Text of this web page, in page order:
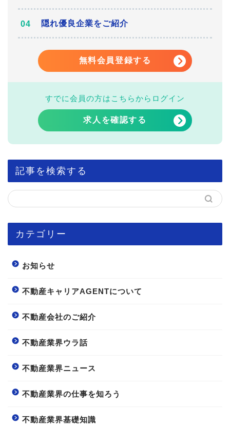
隠れ優良企業をご紹介
無料会員登録する
すでに会員の方はこちらからログイン
求人を確認する
記事を検索する
カテゴリー
お知らせ
不動産キャリアAGENTについて
不動産会社のご紹介
不動産業界ウラ話
不動産業界ニュース
不動産業界の仕事を知ろう
不動産業界基礎知識